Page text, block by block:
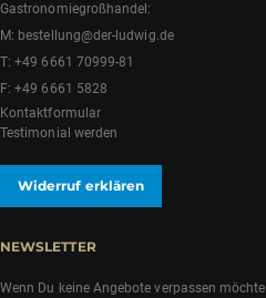
Gastronomiegroßhandel:
M: bestellung@der-ludwig.de
T:+49 6661 70999-81
F: +49 6661 5828
Kontaktformular
Testimonial werden
Widerruf erklären
NEWSLETTER
Wenn Du keine Angebote verpassen